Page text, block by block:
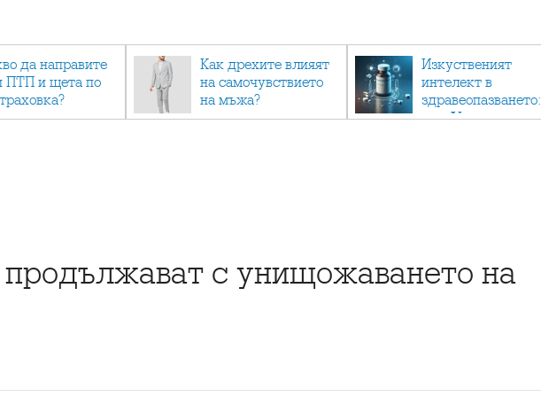
да направите
ПТП и щета по
Как дрехите влияят
на самочувствието
на мъжа?
Изкуственият
интелект в
здравеопазването:
как AI променя
с унищожаването на